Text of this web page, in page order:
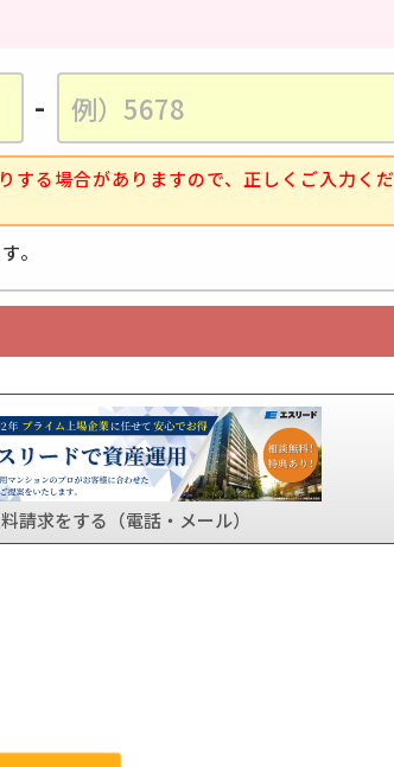
-
する場合がありますので、正しくご入力くだ
。
請求をする（電話・メール）